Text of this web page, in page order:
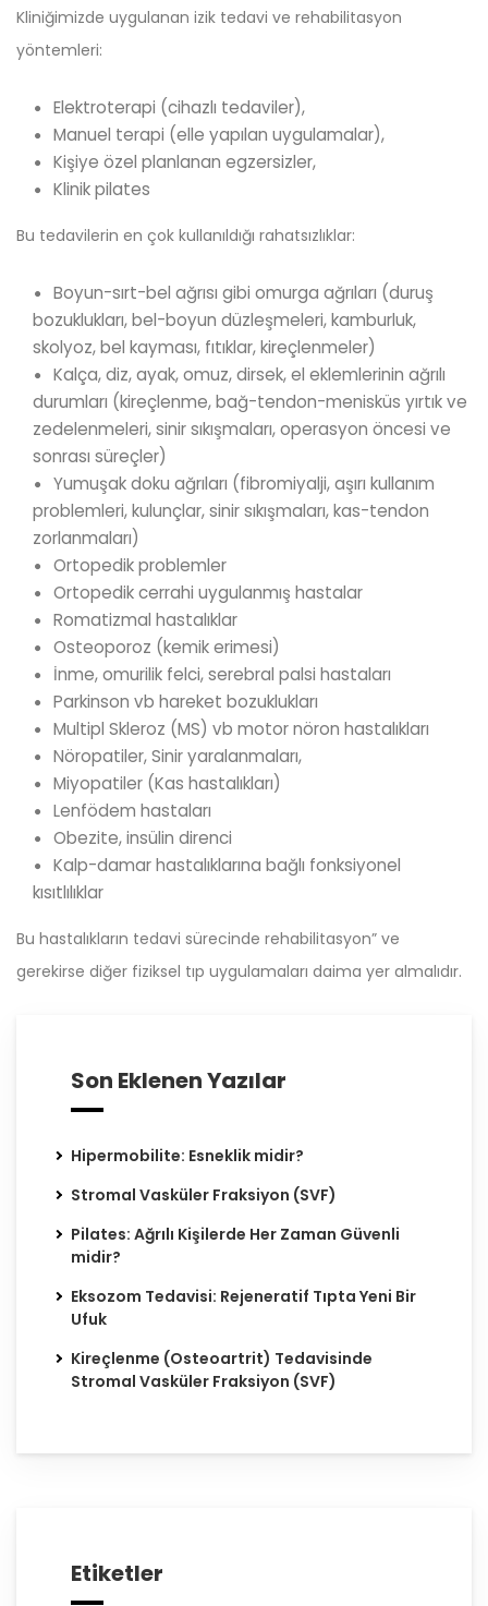
Kliniğimizde uygulanan izik tedavi ve rehabilitasyon
yöntemleri:
Elektroterapi (cihazlı tedaviler),
Manuel terapi (elle yapılan uygulamalar),
Kişiye özel planlanan egzersizler,
Klinik pilates
Bu tedavilerin en çok kullanıldığı rahatsızlıklar:
Boyun-sırt-bel ağrısı gibi omurga ağrıları (duruş
bozuklukları, bel-boyun düzleşmeleri, kamburluk,
skolyoz, bel kayması, fıtıklar, kireçlenmeler)
Kalça, diz, ayak, omuz, dirsek, el eklemlerinin ağrılı
durumları (kireçlenme, bağ-tendon-menisküs yırtık ve
zedelenmeleri, sinir sıkışmaları, operasyon öncesi ve
sonrası süreçler)
Yumuşak doku ağrıları (fibromiyalji, aşırı kullanım
problemleri, kulunçlar, sinir sıkışmaları, kas-tendon
zorlanmaları)
Ortopedik problemler
Ortopedik cerrahi uygulanmış hastalar
Romatizmal hastalıklar
Osteoporoz (kemik erimesi)
İnme, omurilik felci, serebral palsi hastaları
Parkinson vb hareket bozuklukları
Multipl Skleroz (MS) vb motor nöron hastalıkları
Nöropatiler, Sinir yaralanmaları,
Miyopatiler (Kas hastalıkları)
Lenfödem hastaları
Obezite, insülin direnci
Kalp-damar hastalıklarına bağlı fonksiyonel
kısıtlılıklar
Bu hastalıkların tedavi sürecinde rehabilitasyon” ve
gerekirse diğer fiziksel tıp uygulamaları daima yer almalıdır.
Son Eklenen Yazılar
Hipermobilite: Esneklik midir?
Stromal Vasküler Fraksiyon (SVF)
Pilates: Ağrılı Kişilerde Her Zaman Güvenli
midir?
Eksozom Tedavisi: Rejeneratif Tıpta Yeni Bir
Ufuk
Kireçlenme (Osteoartrit) Tedavisinde
Stromal Vasküler Fraksiyon (SVF)
Etiketler